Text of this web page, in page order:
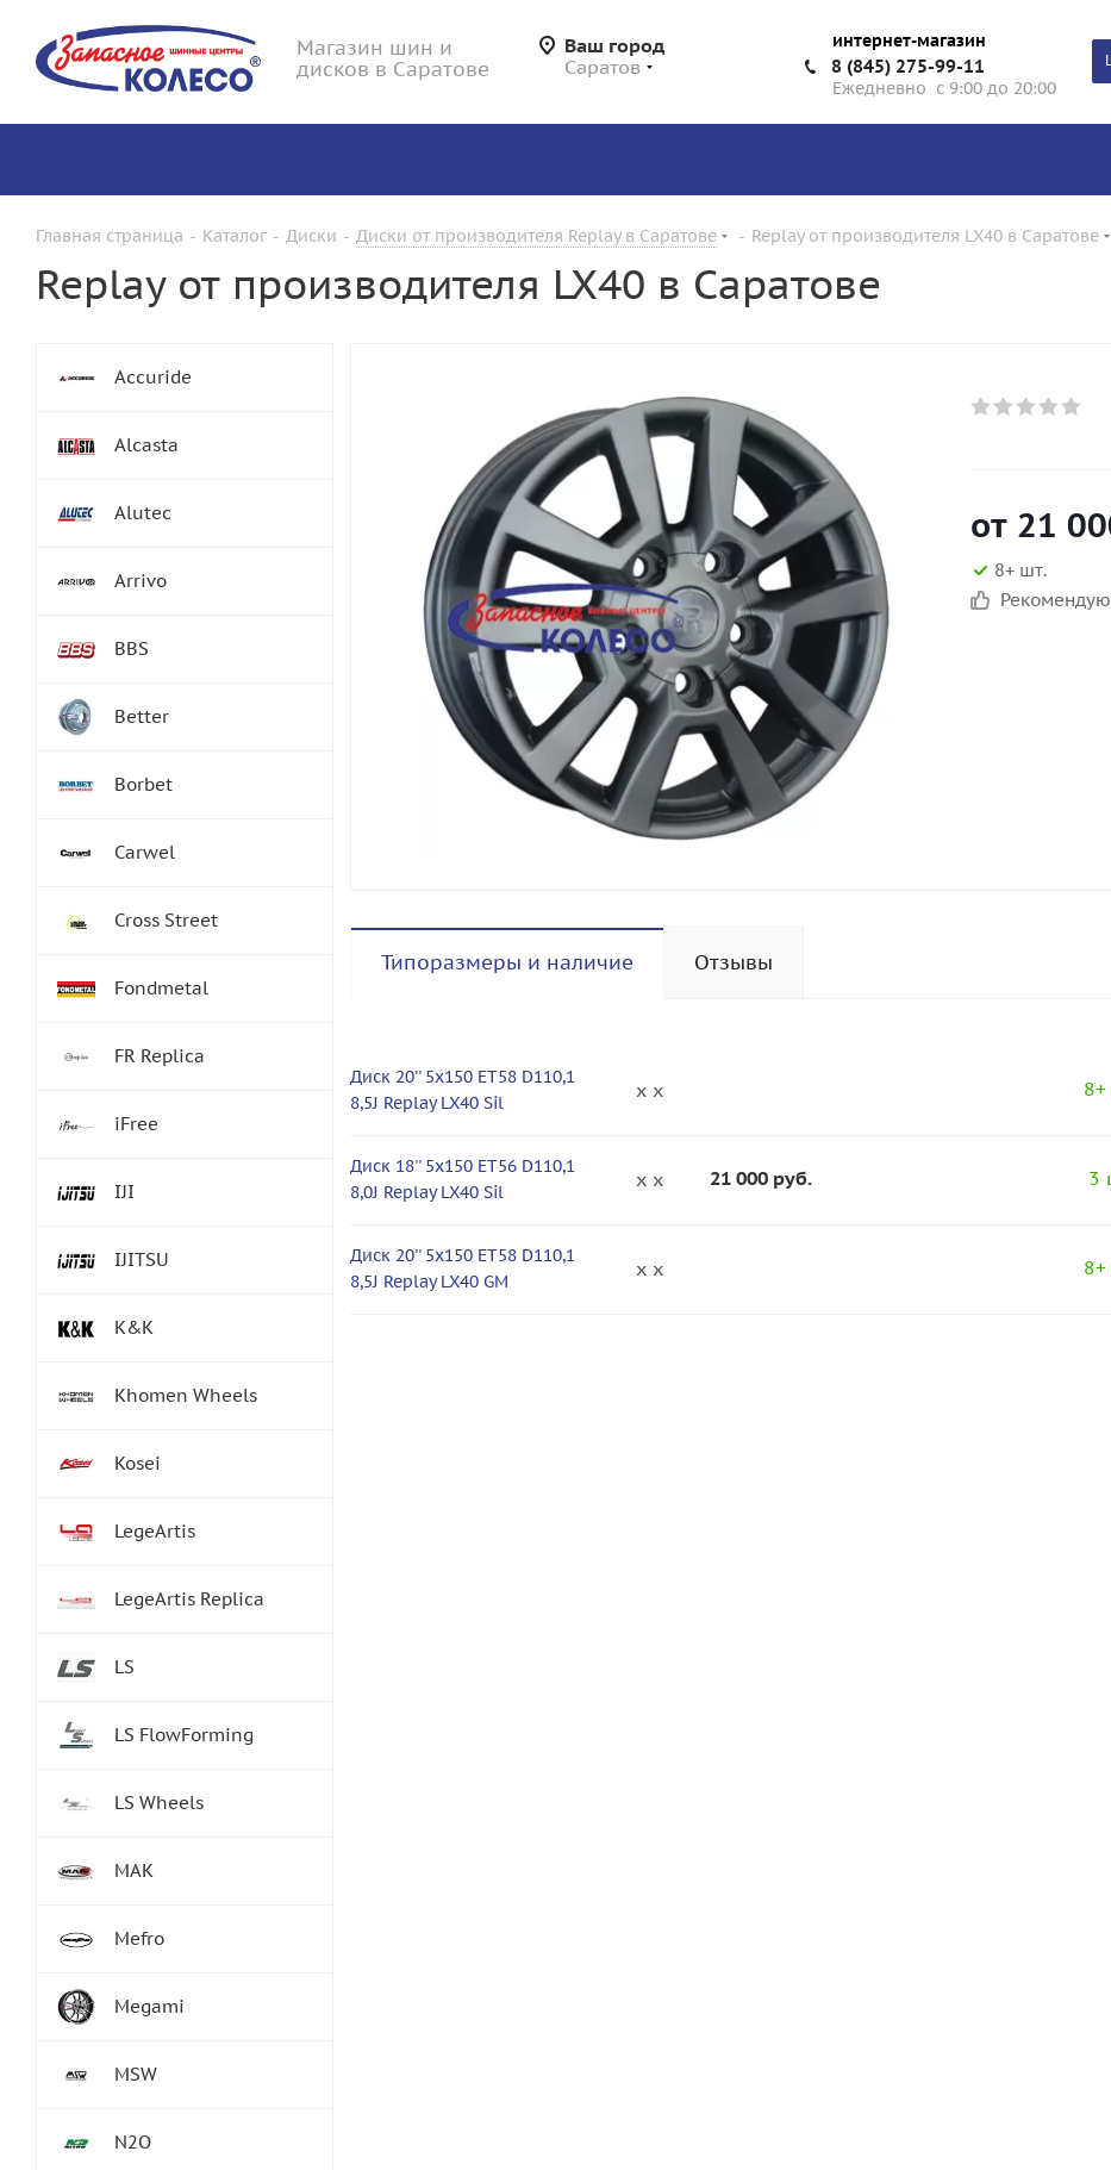
Магазин шин и
дисков в Саратове
Ваш город
Саратов
интернет-магазин
8 (845) 275-99-11
Ежедневно с 9:00 до 20:00
Главная страница - Каталог - Диски - Диски от производителя Replay в Саратове - Replay от производителя LX40 в Саратове
Replay от производителя LX40 в Саратове
от 21
8+ шт.
Типоразмеры и наличие Отзывы
Диск 20'' 5x150 ET58 D110,1
8,5J Replay LX40 Sil
x x
Диск 18'' 5x150 ET56 D110,1
8,0J Replay LX40 Sil
x x 21 000 руб. 3
Диск 20'' 5x150 ET58 D110,1
8,5J Replay LX40 GM
x x
Accuride
Alcasta
Alutec
Arrivo
BBS
Better
Borbet
Carwel
Cross Street
Fondmetal
FR Replica
iFree
IJI
IJITSU
K&K
Khomen Wheels
Kosei
LegeArtis
LegeArtis Replica
LS
LS FlowForming
LS Wheels
MAK
Mefro
Megami
MSW
N2O